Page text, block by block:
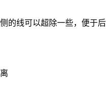
的线可以超除一些，便于后